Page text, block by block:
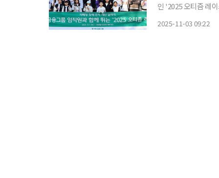
인 '2025 오티즘 레이스'에 참여했다고
2025-11-03 09:22